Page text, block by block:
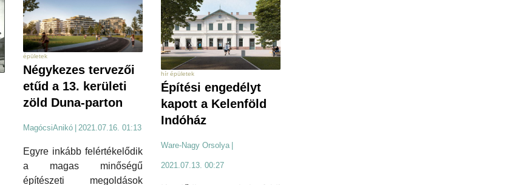
épületek
Négykezes tervezői
etűd a 13. kerületi
zöld Duna-parton
MagócsiAnikó 2021.07.16. 01:13
Egyre inkább felértékelődik
a magas minőségű
építészeti megoldások
hír épületek
Építési engedélyt
kapott a Kelenföld
Indóház
Ware-Nagy Orsolya
2021.07.13. 00:27